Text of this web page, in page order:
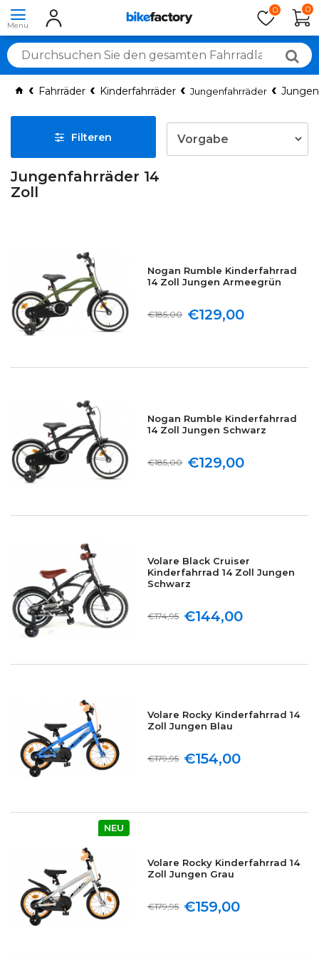
0 0
Fahrräder Kinderfahrräder Jungenfahrräder
Filteren
Jungenfahrräder 14
Zoll
Nogan Rumble Kinderfahrrad
14 Zoll Jungen Armeegrün
€129,00
€185,00
Nogan Rumble Kinderfahrrad
14 Zoll Jungen Schwarz
€129,00
€185,00
Volare Black Cruiser
Kinderfahrrad 14 Zoll Jungen
Schwarz
€144,00
€174,95
Volare Rocky Kinderfahrrad 14
Zoll Jungen Blau
€154,00
€179,95
NEU
Volare Rocky Kinderfahrrad 14
Zoll Jungen Grau
€159,00
€179,95